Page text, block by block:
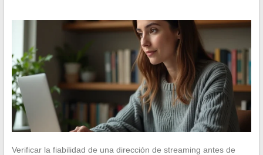
Verificar la fiabilidad de una dirección de streaming antes de